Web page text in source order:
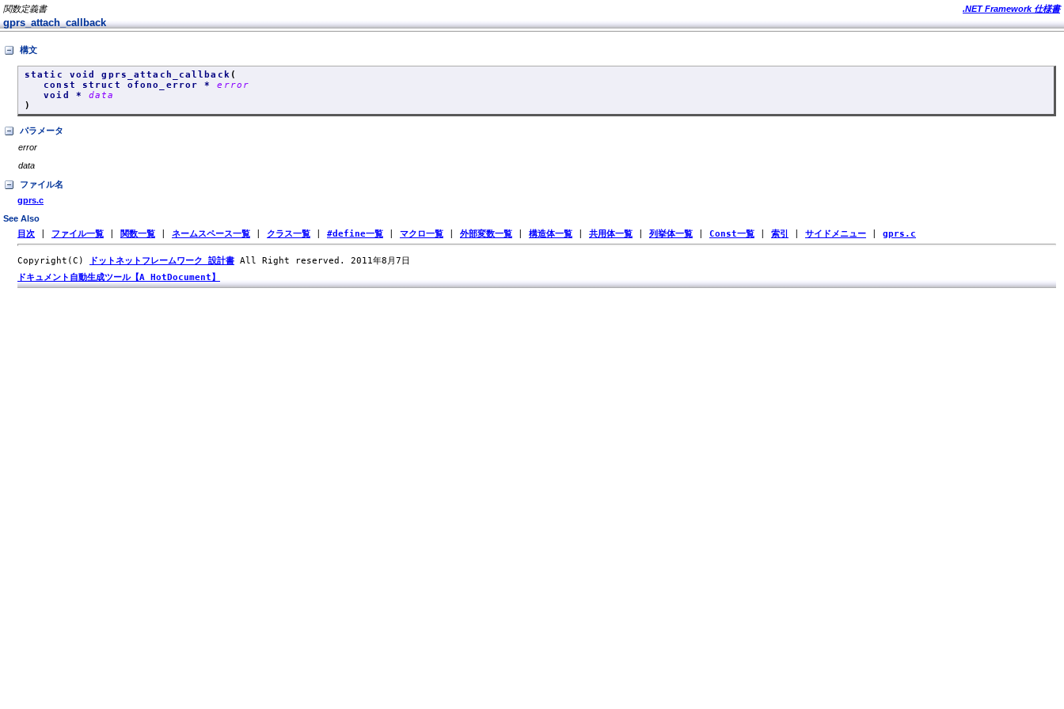
関数定義書 .NET Framework 仕様書
gprs_attach_callback
構文
static void gprs_attach_callback (
const struct ofono_error *error
void *data
)
パラメータ
error
data
ファイル名
gprs.c
See Also
目次 ファイル一覧 関数一覧 ネームスペース一覧 クラス一覧 #define一覧 マクロ一覧 外部変数一覧 構造体一覧 共用体一覧 列挙体一覧 Const一覧 索引 サイドメニュー gprs.c
Copyright(C) ドットネットフレームワーク 設計書 All Right reserved. 2011年8月7日
ドキュメント自動生成ツール【A HotDocument】